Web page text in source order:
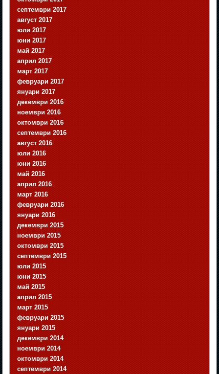
септември 2017
август 2017
юли 2017
юни 2017
май 2017
април 2017
март 2017
февруари 2017
януари 2017
декември 2016
ноември 2016
октомври 2016
септември 2016
август 2016
юли 2016
юни 2016
май 2016
април 2016
март 2016
февруари 2016
януари 2016
декември 2015
ноември 2015
октомври 2015
септември 2015
юли 2015
юни 2015
май 2015
април 2015
март 2015
февруари 2015
януари 2015
декември 2014
ноември 2014
октомври 2014
септември 2014